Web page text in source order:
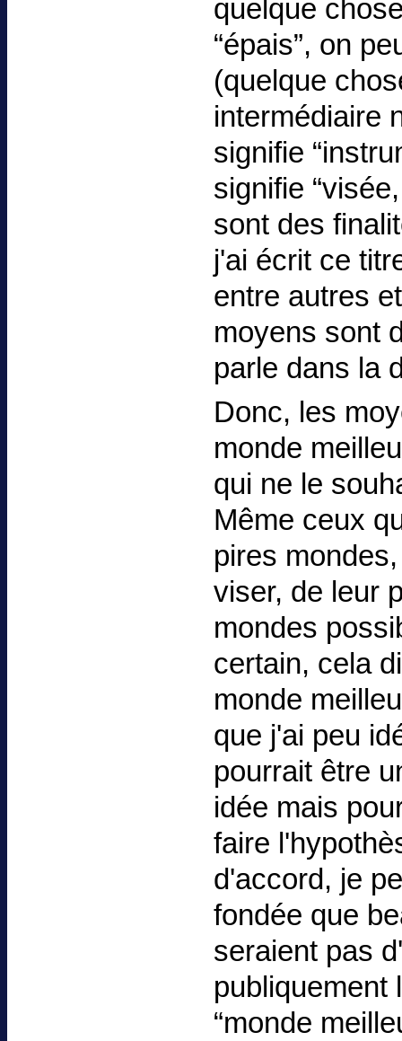
quelque
“épais”, on
(quelque
intermédiaire
signifie
signifie
sont des
j'ai écrit ce
entre autres
moyens sont
parle dans la
Donc, les
monde
qui ne le
Même ceux
pires
viser, de leur
mondes
certain, cela
monde
que j'ai peu
pourrait être
idée mais
faire
d'accord, je
fondée que
seraient pas
publiquement
“monde